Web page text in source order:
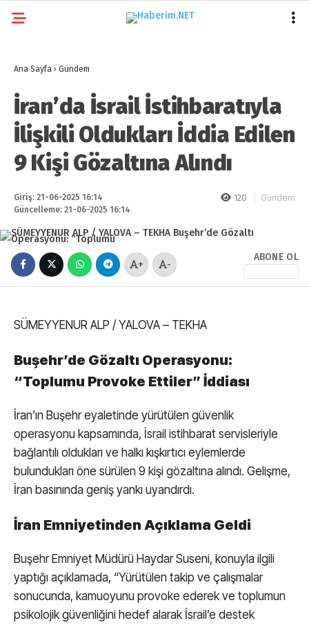
WhatsApp
İhbar Hattı
Facebook
Instagram
Youtube
Pinterest
GALERİ
GÜNDEM
EKONOMI
POLITIKA
DÜNYA
MAGAZIN
SAĞLIK
SERVISLER
Ana Sayfa › Gündem
İran’da İsrail İstihbaratıyla
İlişkili Oldukları İddia Edilen
9 Kişi Gözaltına Alındı
Giriş: 21-06-2025 16:14
Güncelleme: 21-06-2025 16:14
120 Gündem
+ -
ABONE OL
SÜMEYYENUR ALP / YALOVA – TEKHA
Buşehr’de Gözaltı Operasyonu:
“Toplumu Provoke Ettiler” İddiası
İran’ın Buşehr eyaletinde yürütülen güvenlik
operasyonu kapsamında, İsrail istihbarat servisleriyle
bağlantılı oldukları ve halkı kışkırtıcı eylemlerde
bulundukları öne sürülen 9 kişi gözaltına alındı. Gelişme,
İran basınında geniş yankı uyandırdı.
İran Emniyetinden Açıklama Geldi
Buşehr Emniyet Müdürü Haydar Suseni, konuyla ilgili
yaptığı açıklamada, “Yürütülen takip ve çalışmalar
sonucunda, kamuoyunu provoke ederek ve toplumun
psikolojik güvenliğini hedef alarak İsrail’e destek